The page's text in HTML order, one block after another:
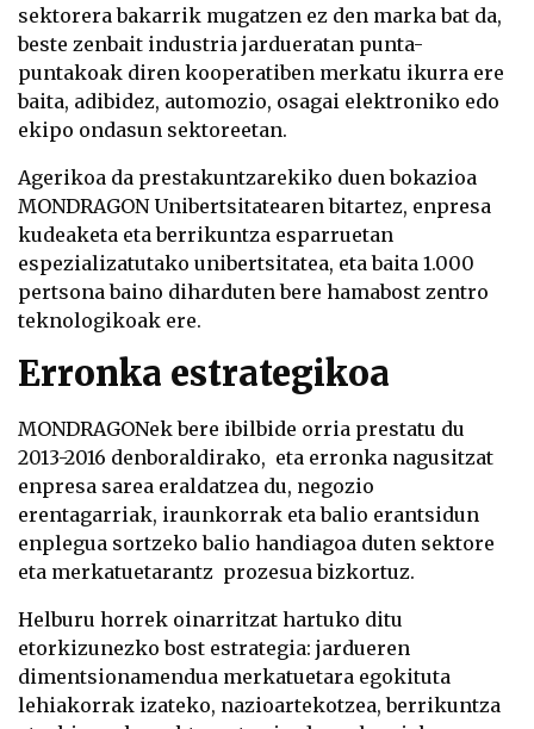
sektorera bakarrik mugatzen ez den marka bat da,
beste zenbait industria jardueratan punta-
puntakoak diren kooperatiben merkatu ikurra ere
baita, adibidez, automozio, osagai elektroniko edo
ekipo ondasun sektoreetan.
Agerikoa da prestakuntzarekiko duen bokazioa
MONDRAGONUnibertsitatearen bitartez, enpresa
kudeaketa eta berrikuntza esparruetan
espezializatutako unibertsitatea, eta baita 1.000
pertsona baino diharduten bere hamabost zentro
teknologikoak ere.
Erronka estrategikoa
MONDRAGONek bere ibilbide orria prestatu du
2013-2016 denboraldirako, eta erronka nagusitzat
enpresa sarea eraldatzea du, negozio
erentagarriak, iraunkorrak eta balio erantsidun
enplegua sortzeko balio handiagoa duten sektore
eta merkatuetarantz prozesua bizkortuz.
Helburu horrek oinarritzat hartuko ditu
etorkizunezko bost estrategia: jardueren
dimentsionamendua merkatuetara egokituta
lehiakorrak izateko, nazioartekotzea, berrikuntza